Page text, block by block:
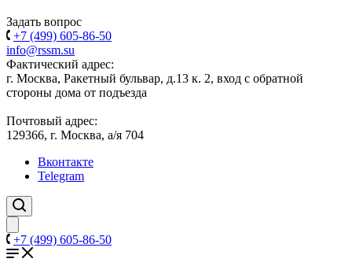
Задать вопрос
+7 (499) 605-86-50
info@rssm.su
Фактический адрес:
г. Москва, Ракетный бульвар, д.13 к. 2, вход с обратной
стороны дома от подъезда
Почтовый адрес:
129366, г. Москва, а/я 704
Вконтакте
Telegram
+7 (499) 605-86-50